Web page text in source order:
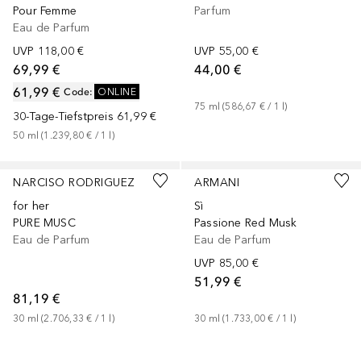
Pour Femme
Eau de Parfum
UVP 118,00 €
69,99 €
Code: ONLINE
61,99 €
30-Tage-Tiefstpreis 61,99 €
50 ml (1.239,80 € / 1 l)
Parfum
UVP 55,00 €
44,00 €
75 ml (586,67 € / 1 l)
NARCISO RODRIGUEZ
for her
PURE MUSC
Eau de Parfum
81,19 €
30 ml (2.706,33 € / 1 l)
Größen Gesponsert
ARMANI
Sì
Passione Red Musk
Eau de Parfum
UVP 85,00 €
51,99 €
30 ml (1.733,00 € / 1 l)